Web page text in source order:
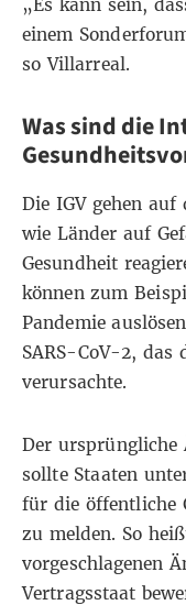
„Es kann sein,
einem
so Villarreal.
Was sind die
Die IGV gehen
wie Länder auf
Gesundheit
können zum
Pandemie
SARS-CoV-2, das
verursachte.
Der ursprüngliche
sollte Staaten
für die öffentliche
zu melden. So
vorgeschlagenen
Vertragsstaat